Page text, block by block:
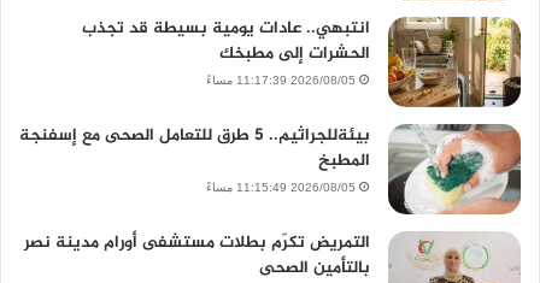
انتبهي.. عادات يومية بسيطة قد تجذب
الحشرات إلى مطبخك
2026/08/05 11:17:39 مساءً
بيئةللجراثيم.. 5 طرق للتعامل الصحى مع إسفنجة
المطبخ
2026/08/05 11:15:49 مساءً
التمريض تكرّم بطلات مستشفى أورام مدينة نصر
بالتأمين الصحى